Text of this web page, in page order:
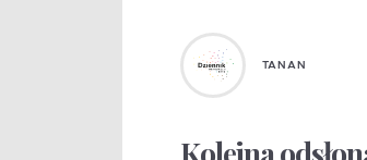
TANAN